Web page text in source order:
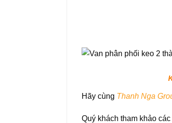
Hãy cùng Thanh Nga
Quý khách tham khảo